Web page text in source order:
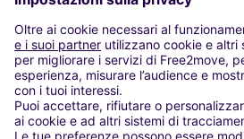
LE NOSTRE CITTÀ
Paris
Madrid
Washington DC
Milano
Roma
Torino
Vienna